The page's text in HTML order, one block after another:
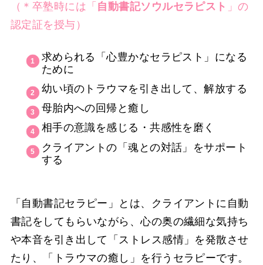
（＊卒塾時には「 自動書記ソウルセラピスト 」の
認定証を授与）
求められる「心豊かなセラピスト」になる
ために
幼い頃のトラウマを引き出して、解放する
母胎内への回帰と癒し
相手の意識を感じる・共感性を磨く
クライアントの「魂との対話」をサポート
する
「自動書記セラピー」とは、クライアントに自動
書記をしてもらいながら、心の奥の繊細な気持ち
や本音を引き出して「ストレス感情」を発散させ
たり、「トラウマの癒し」を行うセラピーです。